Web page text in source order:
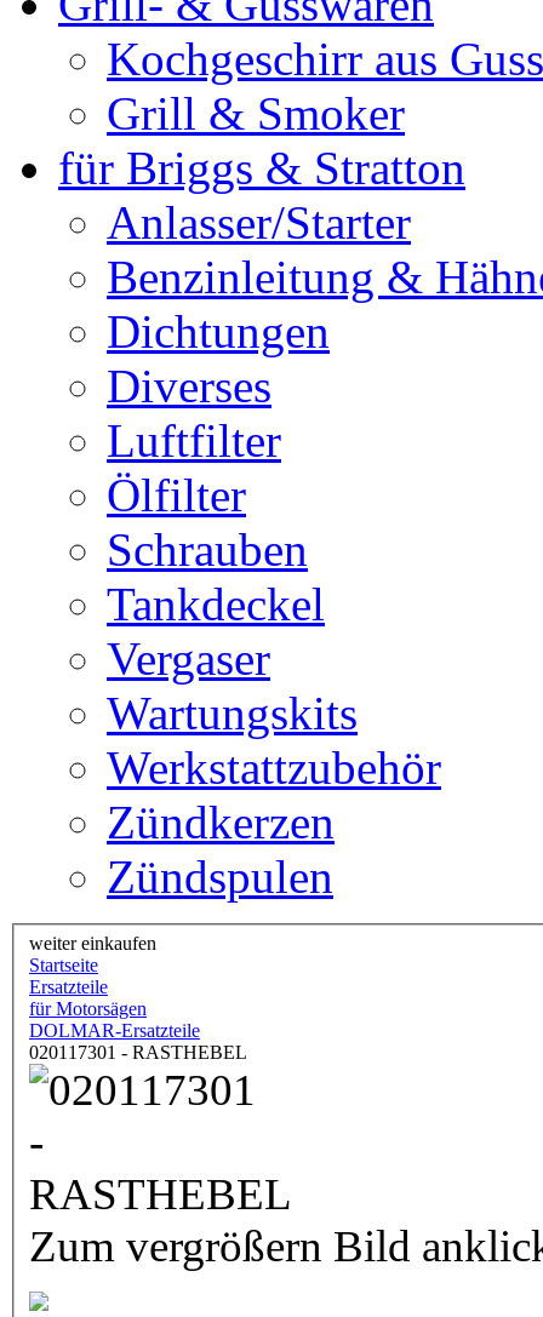
Kochgeschirr aus
Grill & Smoker
für Briggs & Stratton
Anlasser/Starter
Benzinleitung &
Dichtungen
Diverses
Luftfilter
Ölfilter
Schrauben
Tankdeckel
Vergaser
Wartungskits
Werkstattzubehör
Zündkerzen
Zündspulen
weiter einkaufen
Startseite
Ersatzteile
für Motorsägen
DOLMAR-Ersatzteile
020117301 - RASTHEBEL
Zum vergrößern Bild